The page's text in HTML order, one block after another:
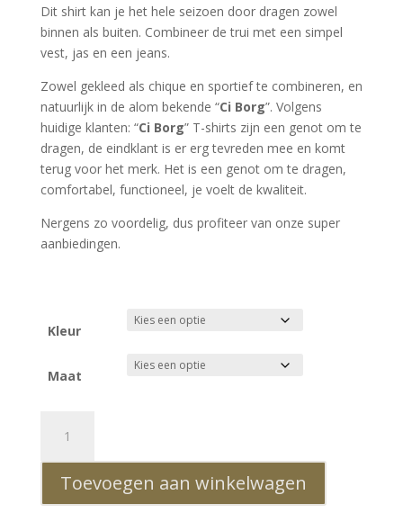
Dit shirt kan je het hele seizoen door dragen zowel
binnen als buiten. Combineer de trui met een simpel
vest, jas en een jeans.
Zowel gekleed als chique en sportief te combineren, en
natuurlijk in de alom bekende “Ci Borg”. Volgens
huidige klanten: “Ci Borg” T-shirts zijn een genot om te
dragen, de eindklant is er erg tevreden mee en komt
terug voor het merk. Het is een genot om te dragen,
comfortabel, functioneel, je voelt de kwaliteit.
Nergens zo voordelig, dus profiteer van onze super
aanbiedingen.
Kleur
Maat
Borg
ronde
hals
T-
Toevoegen aan winkelwagen